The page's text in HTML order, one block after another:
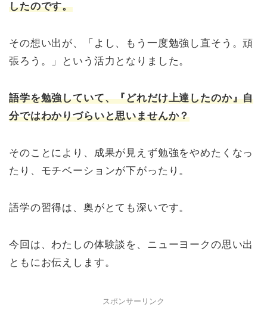
したのです。
その想い出が、「よし、もう一度勉強し直そう。頑
張ろう。」という活力となりました。
語学を勉強していて、『どれだけ上達したのか』自
分ではわかりづらいと思いませんか？
そのことにより、成果が見えず勉強をやめたくなっ
たり、モチベーションが下がったり。
語学の習得は、奥がとても深いです。
今回は、わたしの体験談を、ニューヨークの思い出
ともにお伝えします。
スポンサーリンク